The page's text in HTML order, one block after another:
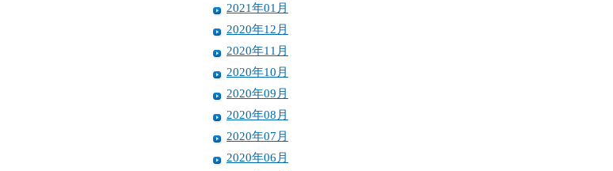
2021年01月
2020年12月
2020年11月
2020年10月
2020年09月
2020年08月
2020年07月
2020年06月